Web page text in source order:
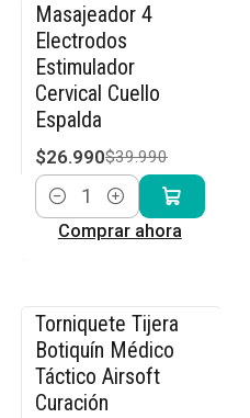
-33% OFF
Masajeador 4
Electrodos
Estimulador
Cervical Cuello
Espalda
$26.990$39.990
Cantidad
Comprar ahora
-17% OFF
Torniquete Tijera
Botiquín Médico
Táctico Airsoft
Curación